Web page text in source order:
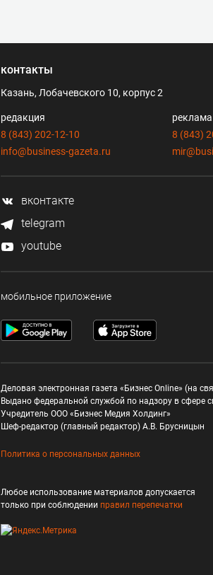
контакты
Казань, Лобачевского 10, корпус 2
редакция
8 (843) 202-12-10
info@business-gazeta.ru
реклама
8 (843)
вконтакте
telegram
youtube
мобильное приложение
Деловая электронная газета «Бизнес Online» (на
Выдано федеральной службой по надзору в сфере
Учредитель ООО «Бизнес Медия Холдинг»
Шеф-редактор (главный редактор) А.В. Брусницын
Политика о персональных данных
Любое использование материалов допускается
только при соблюдении правил перепечатки